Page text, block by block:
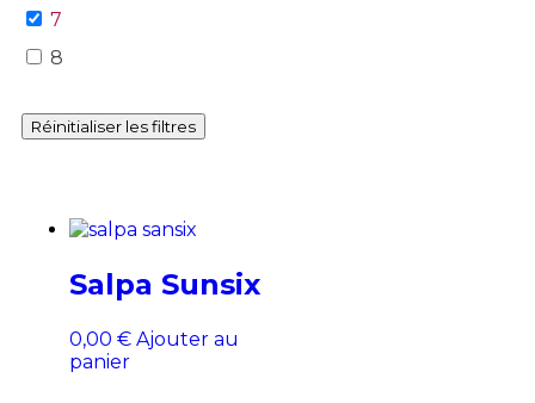
7
8
Réinitialiser les filtres
Salpa Sunsix
0,00 € Ajouter au
panier